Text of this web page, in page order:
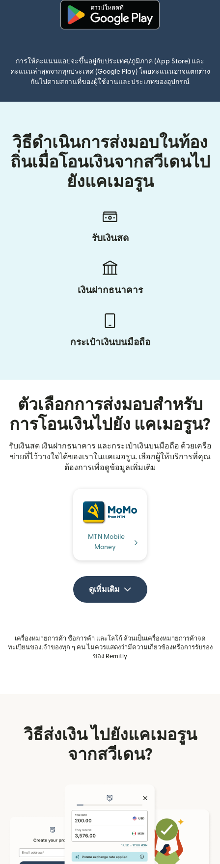
การให้คะแนนแอปจะขึ้นอยู่กับประเทศ/ภูมิภาค (App Store) และ
คะแนนล่าสุดจากทุกประเทศ (Google Play) โดยคะแนนอาจแตกต่าง
กันไปตามสถานที่ของผู้ใช้งานและประเภทของอุปกรณ์
วิธีดำเนินการส่งมอบในท้อง
ถิ่นเมื่อโอนเงินจากสวีเดนไป
ยังแคเมอรูน
รับเงินสด
เงินฝากธนาคาร
กระเป๋าเงินบนมือถือ
ตัวเลือกการส่งมอบสำหรับ
การโอนเงินไปยัง แคเมอรูน?
รับเงินสด เงินฝากธนาคาร และกระเป๋าเงินบนมือถือ ด้วยเครือ
ข่ายที่ไว้วางใจได้ของเราในแคเมอรูน. เลือกผู้ให้บริการที่คุณ
ต้องการเพื่อดูข้อมูลเพิ่มเติม
MTN Mobile
Money
ดูเพิ่มเติม
เครื่องหมายการค้า ชื่อการค้า และโลโก้ ล้วนเป็นเครื่องหมายการค้าจด
ทะเบียนของเจ้าของทุก ๆ คน ไม่ควรแสดงว่ามีความเกี่ยวข้องหรือการรับรอง
ของ Remitly
วิธีส่งเงิน ไปยังแคเมอรูน
จากสวีเดน?